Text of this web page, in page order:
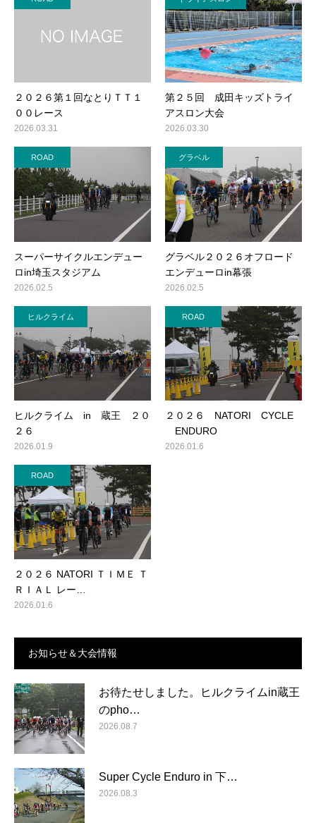
２０２６第１回なとりＴＴ１
００レース
2026.03.31
第２５回 成田キッズトライ
アスロン大会
2026.03.30
ROAD
スーパーサイクルエンデュー
ロin埼玉スタジアム
2026.02.5
グラベル
グラベル２０２６オフロード
エンデューロin幕張
2026.02.5
ヒルクライム
ヒルクライム in 蔵王 ２０
２６
2026.01.9
ROAD
２０２６ NATORI CYCLE
ENDURO
2026.01.6
ROAD
２０２６ NATORI ＴＩＭＥ Ｔ
ＲＩＡＬ レー…
2026.01.6
お知らせ＆大会情報
お待たせしました。ヒルクライムin蔵王
のpho…
2026.08.7
Super Cycle Enduro in 下…
2026.08.3